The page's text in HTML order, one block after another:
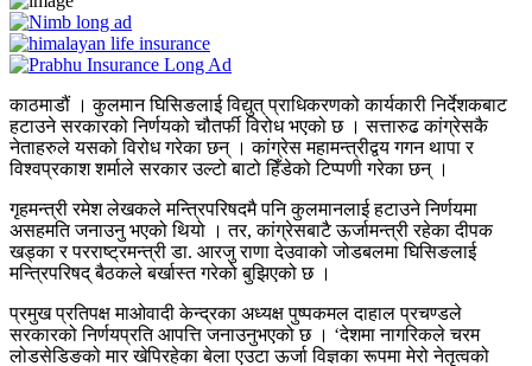
काठमाडौं । कुलमान घिसिङलाई विद्युत् प्राधिकरणको कार्यकारी निर्देशकबाट
हटाउने सरकारको निर्णयको चौतर्फी विरोध भएको छ । सत्तारुढ कांग्रेसकै
नेताहरुले यसको विरोध गरेका छन् । कांग्रेस महामन्त्रीद्वय गगन थापा र
विश्वप्रकाश शर्माले सरकार उल्टो बाटो हिँडेको टिप्पणी गरेका छन् ।
गृहमन्त्री रमेश लेखकले मन्त्रिपरिषदमै पनि कुलमानलाई हटाउने निर्णयमा
असहमति जनाउनु भएको थियो । तर, कांग्रेसबाटै ऊर्जामन्त्री रहेका दीपक
खड्का र परराष्ट्रमन्त्री डा. आरजु राणा देउवाको जोडबलमा घिसिङलाई
मन्त्रिपरिषद् बैठकले बर्खास्त गरेको बुझिएको छ ।
प्रमुख प्रतिपक्ष माओवादी केन्द्रका अध्यक्ष पुष्पकमल दाहाल प्रचण्डले
सरकारको निर्णयप्रति आपत्ति जनाउनुभएको छ । ‘देशमा नागरिकले चरम
लोडसेडिङको मार खेपिरहेका बेला एउटा ऊर्जा विज्ञका रूपमा मेरो नेतृत्वको